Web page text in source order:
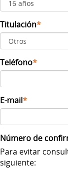
Titulación*
Teléfono*
E-mail*
Número de
Para evitar
siguiente: